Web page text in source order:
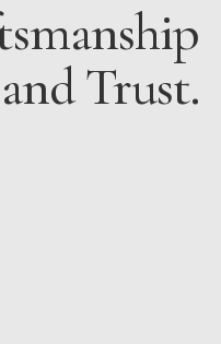
and Trust.